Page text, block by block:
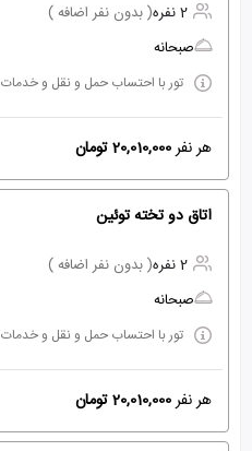
2 نفره
( بدون نفر اضافه )
صبحانه
تور با احتساب حمل و نقل و خدمات
هر نفر20,010,000 تومان
اتاق دو تخته توئین
2 نفره
( بدون نفر اضافه )
صبحانه
تور با احتساب حمل و نقل و خدمات
هر نفر20,010,000 تومان